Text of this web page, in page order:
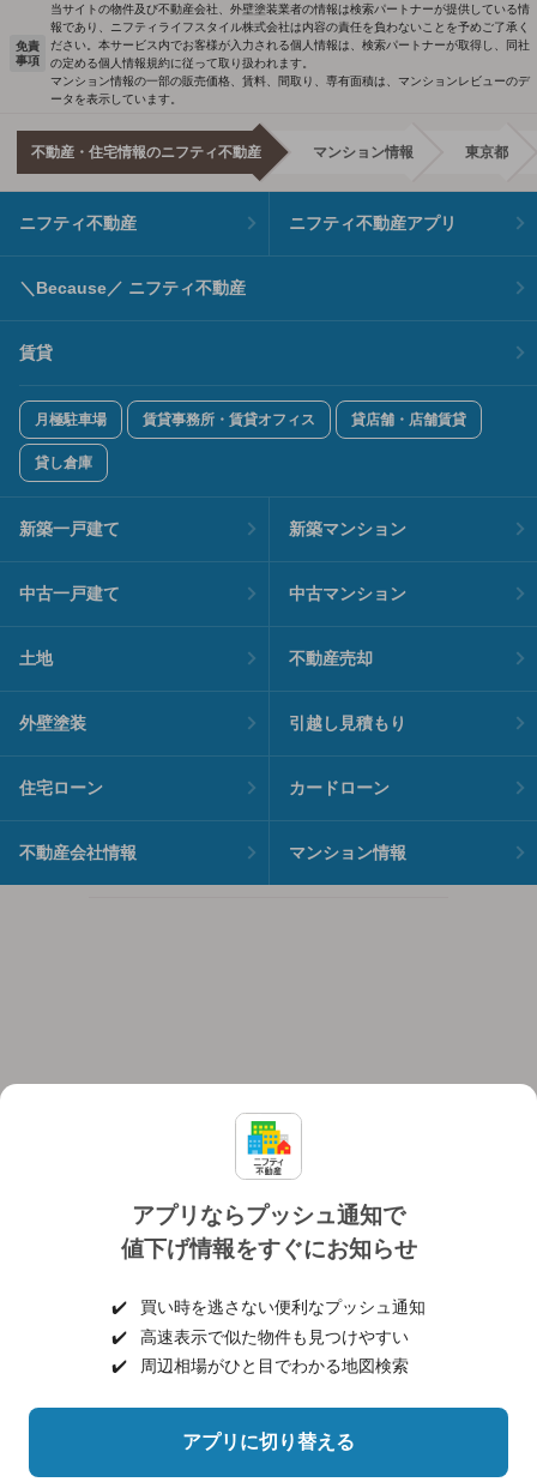
アプリならプッシュ通知で
値下げ情報をすぐにお知らせ
✔️
買い時を逃さない便利なプッシュ通知
✔️
高速表示で似た物件も見つけやすい
✔️
周辺相場がひと目でわかる地図検索
アプリに切り替える
免責
事項
当サイトの物件及び不動産会社、外壁塗装業者の情報は検索パートナーが提供している情
報であり、ニフティライフスタイル株式会社は内容の責任を負わないことを予めご了承く
ださい。本サービス内でお客様が入力される個人情報は、検索パートナーが取得し、同社
の定める個人情報規約に従って取り扱われます。
マンション情報の一部の販売価格、賃料、間取り、専有面積は、マンションレビューのデ
ータを表示しています。
不動産・住宅情報のニフティ不動産 マンション情報 東京都
ニフティ不動産 ニフティ不動産アプリ
＼Because／ ニフティ不動産
賃貸
月極駐車場 賃貸事務所・賃貸オフィス 貸店舗・店舗賃貸
貸し倉庫
新築一戸建て 新築マンション
中古一戸建て 中古マンション
土地 不動産売却
外壁塗装 引越し見積もり
住宅ローン カードローン
不動産会社情報 マンション情報
個人情報保護ポリシー 利用規約
ヘルプ・お問い合わせ 採用情報
©NIFTY Lifestyle Co., Ltd.